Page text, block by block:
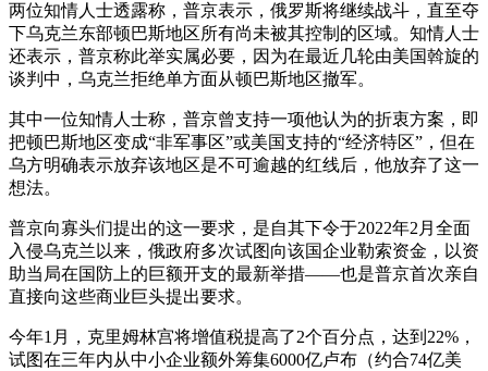
两位知情人士透露称，普京表示，俄罗斯将继续战斗，直至夺
下乌克兰东部顿巴斯地区所有尚未被其控制的区域。知情人士
还表示，普京称此举实属必要，因为在最近几轮由美国斡旋的
谈判中，乌克兰拒绝单方面从顿巴斯地区撤军。
其中一位知情人士称，普京曾支持一项他认为的折衷方案，即
把顿巴斯地区变成“非军事区”或美国支持的“经济特区”，但在
乌方明确表示放弃该地区是不可逾越的红线后，他放弃了这一
想法。
普京向寡头们提出的这一要求，是自其下令于2022年2月全面
入侵乌克兰以来，俄政府多次试图向该国企业勒索资金，以资
助当局在国防上的巨额开支的最新举措——也是普京首次亲自
直接向这些商业巨头提出要求。
今年1月，克里姆林宫将增值税提高了2个百分点，达到22%，
试图在三年内从中小企业额外筹集6000亿卢布（约合74亿美